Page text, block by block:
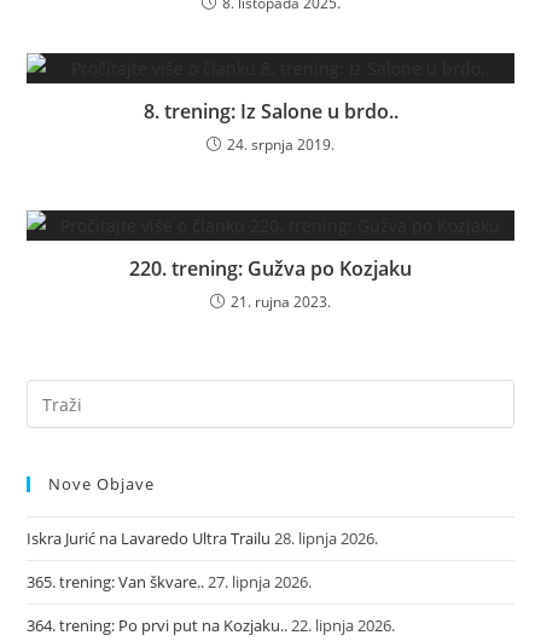
8. trening: Iz Salone u brdo..
24. srpnja 2019.
220. trening: Gužva po Kozjaku
21. rujna 2023.
Nove Objave
Iskra Jurić na Lavaredo Ultra Trailu 28. lipnja 2026.
365. trening: Van škvare..27. lipnja 2026.
364. trening: Po prvi put na Kozjaku..22. lipnja 2026.